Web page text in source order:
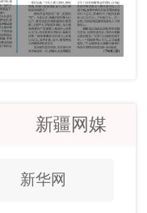
新疆网媒
新华网